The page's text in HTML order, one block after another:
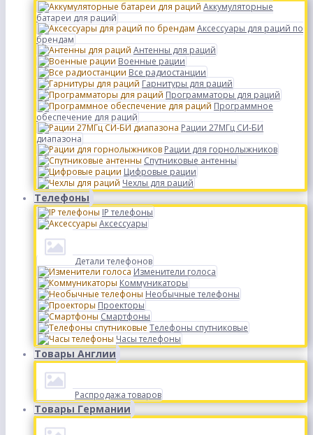
Аккумуляторные
батареи для раций
Аксессуары для раций по
брендам
Антенны для раций
Военные рации
Все радиостанции
Гарнитуры для раций
Программаторы для раций
Программное
обеспечение для раций
Рации 27МГц СИ-БИ
диапазона
Рации для горнолыжников
Спутниковые антенны
Цифровые рации
Чехлы для раций
Телефоны
IP телефоны
Аксессуары
Детали телефонов
Изменители голоса
Коммуникаторы
Необычные телефоны
Проекторы
Смартфоны
Телефоны спутниковые
Часы телефоны
Товары Англии
Распродажа товаров
Товары Германии